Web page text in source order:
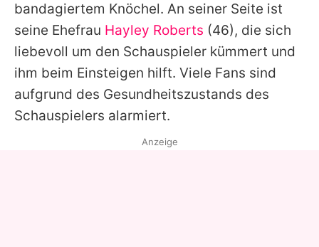
Datenschutzerklärung
Nutzungsbedingungen
Utiq verwalten
bandagiertem Knöchel. An seiner Seite ist
seine Ehefrau Hayley Roberts (46), die sich
liebevoll um den Schauspieler kümmert und
ihm beim Einsteigen hilft. Viele Fans sind
aufgrund des Gesundheitszustands des
Schauspielers alarmiert.
Anzeige